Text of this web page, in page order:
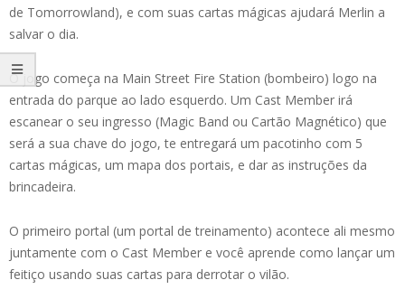
de Tomorrowland), e com suas cartas mágicas ajudará Merlin a
salvar o dia.
O jogo começa na Main Street Fire Station (bombeiro) logo na
entrada do parque ao lado esquerdo. Um Cast Member irá
escanear o seu ingresso (Magic Band ou Cartão Magnético) que
será a sua chave do jogo, te entregará um pacotinho com 5
cartas mágicas, um mapa dos portais, e dar as instruções da
brincadeira.
O primeiro portal (um portal de treinamento) acontece ali mesmo
juntamente com o Cast Member e você aprende como lançar um
feitiço usando suas cartas para derrotar o vilão.